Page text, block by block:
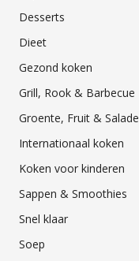
Desserts
Dieet
Gezond koken
Grill, Rook & Barbecue
Groente, Fruit & Salade
Internationaal koken
Koken voor kinderen
Sappen & Smoothies
Snel klaar
Soep